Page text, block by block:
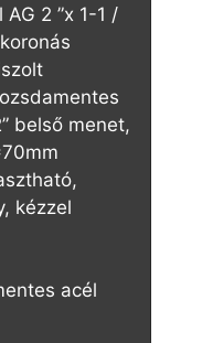
2 ”x 1-1 /
belső menet,
kézzel
acél